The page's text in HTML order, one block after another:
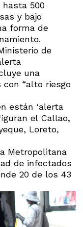
hasta 500
y bajo
forma de
de
una
“alto riesgo
están ‘alerta
el Callao,
Loreto,
Metropolitana
de infectados
20 de los 43